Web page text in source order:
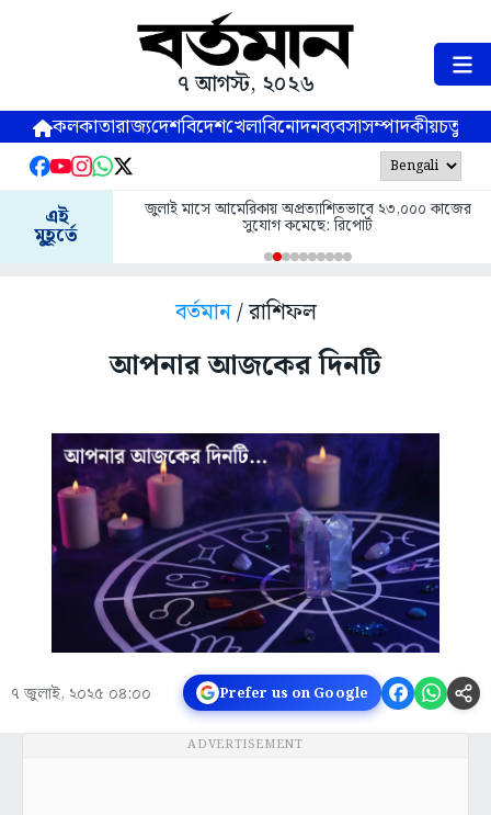
৭ আগস্ট, ২০২৬
কলকাতারাজ্যদেশবিদেশখেলাবিনোদনব্যবসাসম্পাদকীয়
এই
মুহূর্তে
জুলাই মাসে আমেরিকায় অপ্রত্যাশিতভাবে ২৩,০০০ কাজের
সুযোগ কমেছে: রিপোর্ট
বর্তমান/ রাশিফল
আপনার আজকের দিনটি
৭ জুলাই, ২০২৫ ০৪:০০ Prefer us on Google
ADVERTISEMENT